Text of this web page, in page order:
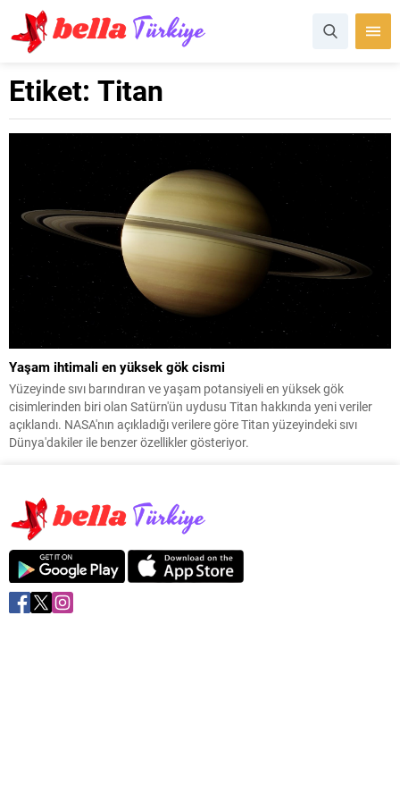
Etiket: Titan
Yaşam ihtimali en yüksek gök cismi
Yüzeyinde sıvı barındıran ve yaşam potansiyeli en yüksek gök
cisimlerinden biri olan Satürn'ün uydusu Titan hakkında yeni veriler
açıklandı. NASA'nın açıkladığı verilere göre Titan yüzeyindeki sıvı
Dünya'dakiler ile benzer özellikler gösteriyor.